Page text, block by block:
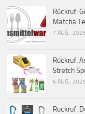
Rückruf:
Matcha
7 AUG., 2026
Rückruf:
Stretch
6 AUG., 2026
Rückruf: